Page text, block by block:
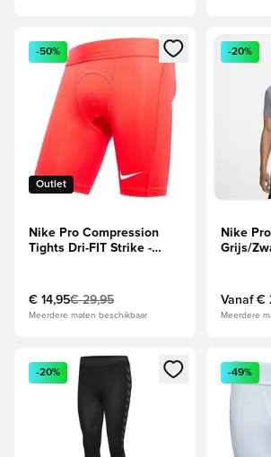
Opent een venster om in te loggen of
Outlet
-50%
Nike Pro Compression
Tights Dri-FIT Strike -
€ 14,95€ 29,95
Meerdere maten beschikbaar
Opent
-20%
Nike
Grijs/
Vanaf €
Meerdere
Opent een venster om in te loggen of
-20%
Opent
-49%